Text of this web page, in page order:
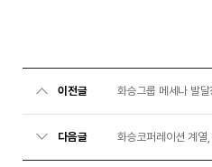
이전글 화승그룹 메세나 발
다음글